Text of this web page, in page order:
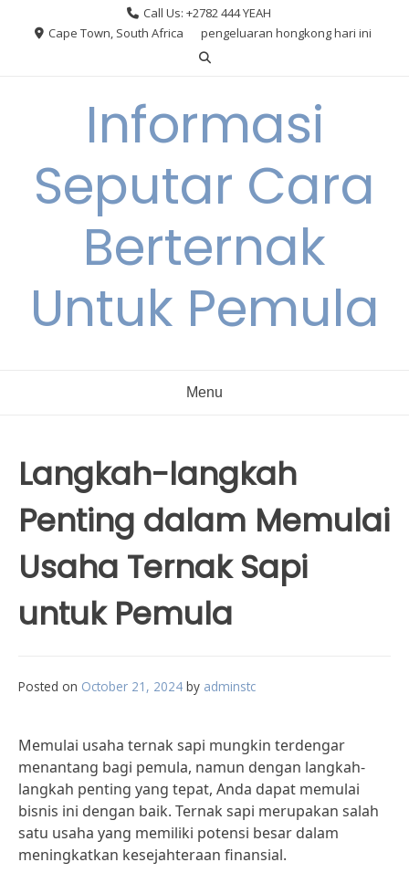
Call Us: +2782 444 YEAH
Cape Town, South Africa
pengeluaran hongkong hari ini
Informasi
Seputar Cara
Berternak
Untuk Pemula
Menu
Langkah-langkah
Penting dalam Memulai
Usaha Ternak Sapi
untuk Pemula
Posted on October 21, 2024 by adminstc
Memulai usaha ternak sapi mungkin terdengar
menantang bagi pemula, namun dengan langkah-
langkah penting yang tepat, Anda dapat memulai
bisnis ini dengan baik. Ternak sapi merupakan salah
satu usaha yang memiliki potensi besar dalam
meningkatkan kesejahteraan finansial.